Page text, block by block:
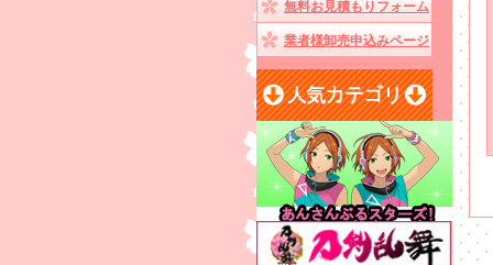
無料お見積もりフォーム
業者様卸売申込みページ